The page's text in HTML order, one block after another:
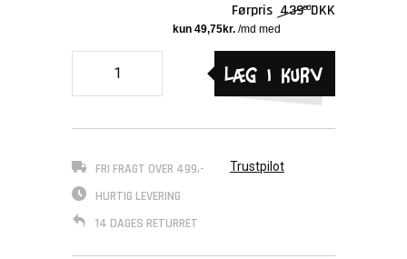
Førpris 43900DKK
Læg i kurv
FRI FRAGT OVER 499,-
HURTIG LEVERING
14 DAGES RETURRET
Trustpilot